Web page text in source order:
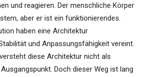
und reagieren. Der menschliche Körper
aber er ist ein funktionierendes.
haben eine Architektur
und Anpassungsfähigkeit vereint.
diese Architektur nicht als
Doch dieser Weg ist lang